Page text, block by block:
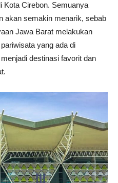
Kota Cirebon. Semuanya
akan semakin menarik, sebab
Jawa Barat melakukan
yang ada di
destinasi favorit dan